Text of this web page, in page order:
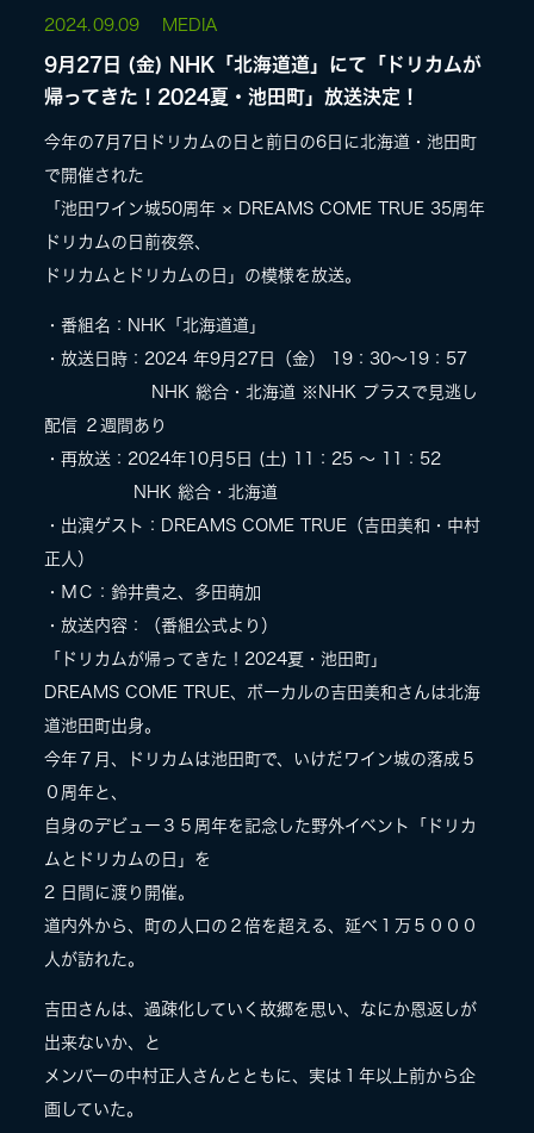
2024. 09.09 MEDIA
9月27日 (金) NHK「北海道道」にて「ドリカムが
帰ってきた！2024夏・池田町」放送決定！
今年の7月7日ドリカムの日と前日の6日に北海道・池田町
で開催された
「池田ワイン城50周年 × DREAMS COME TRUE 35周年
ドリカムの日前夜祭、
ドリカムとドリカムの日」の模様を放送。
・番組名：NHK「北海道道」
・放送日時：2024 年9月27日（金） 19：30～19：57
NHK 総合・北海道 ※NHK プラスで見逃し
配信 ２週間あり
・再放送：2024年10月5日 (土) 11：25 ～ 11：52
NHK 総合・北海道
・出演ゲスト：DREAMS COME TRUE（吉田美和・中村
正人）
・ＭＣ：鈴井貴之、多田萌加
・放送内容：（番組公式より）
「ドリカムが帰ってきた！2024夏・池田町」
DREAMS COME TRUE、ボーカルの吉田美和さんは北海
道池田町出身。
今年７月、ドリカムは池田町で、いけだワイン城の落成５
０周年と、
自身のデビュー３５周年を記念した野外イベント「ドリカ
ムとドリカムの日」を
2 日間に渡り開催。
道内外から、町の人口の２倍を超える、延べ１万５０００
人が訪れた。
吉田さんは、過疎化していく故郷を思い、なにか恩返しが
出来ないか、と
メンバーの中村正人さんとともに、実は１年以上前から企
画していた。